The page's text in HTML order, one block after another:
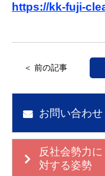
https://kk-fuji-
＜ 前の記事
お問い合わせ
反社会勢力に
対する姿勢